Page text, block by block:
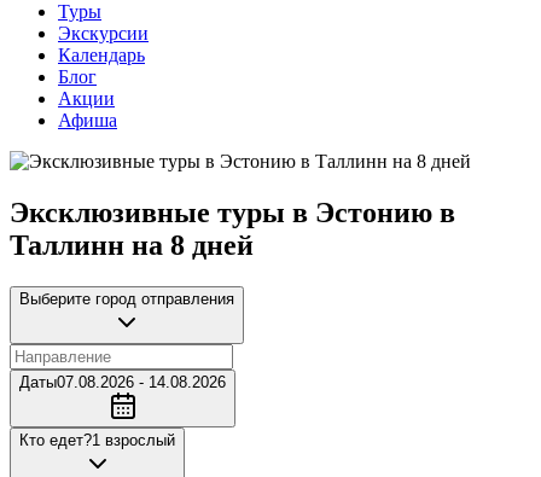
Туры
Экскурсии
Календарь
Блог
Акции
Афиша
Эксклюзивные туры в Эстонию в
Таллинн на 8 дней
Выберите город отправления
Даты07.08.2026 - 14.08.2026
Кто едет?1 взрослый